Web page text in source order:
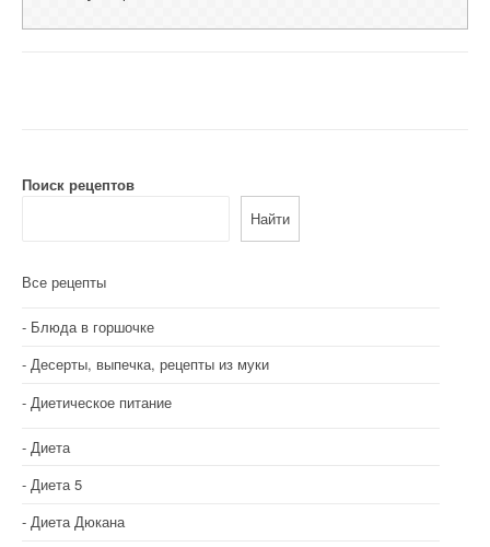
Поиск рецептов
Найти
Все рецепты
Блюда в горшочке
Десерты, выпечка, рецепты из муки
Диетическое питание
Диета
Диета 5
Диета Дюкана